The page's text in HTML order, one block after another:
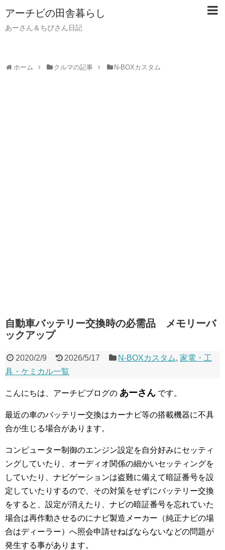
アーチビの田舎暮らし
あーさん＆ちびさん日記
ホーム クルマの記事 N-BOXカスタム
自動車バッテリー交換時の必需品 メモリーバ
ックアップ
2020/2/9 2026/5/17 N-BOXカスタム,家電・工
具・ケミカル一覧
こんにちは、アーチビブログの あーさん です。
最近の車のバッテリー交換はカーナビ等の搭載機器に不具
合が生じる場合があります。
コンピューター制御のエンジン設定を自分好みにセッティ
ングしていたり、オーディオ関係の細かいセッティングを
していたり、ナビゲーションは盗難に備えて暗証番号を設
定していたりするので、その対策をせずにバッテリー交換
をすると、設定が消えたり、ナビの暗証番号を忘れていた
場合は再作動させるのにナビ製造メーカー（純正ナビの場
合はディーラー）へ照会申請せねばならないなどの問題が
発生する事があります。